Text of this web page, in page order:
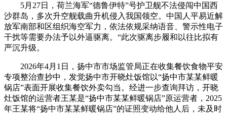
5月27日，荷兰海军“德鲁伊特”号护卫舰不法侵闯中国西
沙群岛，多次升空舰载曲升机侵入我国领空。中国人平易近解
放军南部和区组织海空军力，依法依规采纳语音、警示性电子
干扰等需要办法予以外逼驱离。“此次驱离步履和以往比拟有
严沉升级。
2026年4月1日，扬中市市场监管局正在收集餐饮食物平安
专项整治查抄中，发觉扬中市开晓灶饭馆以“扬中市某某鲜暖
锅店”表面开展收集餐饮外卖勾当。经进一步查询拜访，开晓
灶饭馆的运营者王某是“扬中市某某鲜暖锅店”原运营者，2025
年王某将“扬中市某某鲜暖锅店”的证照变动给他人后，未及时